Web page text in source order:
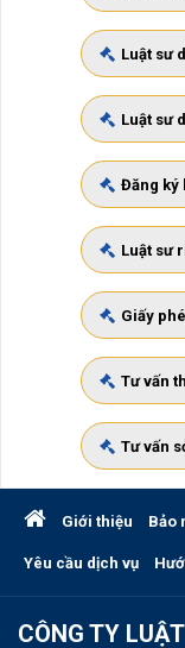
Luật sư
Luật sư
Đăng ký
Luật sư
Giấy
Tư vấn
Tư vấn
Giới thiệu Bảo
Yêu cầu dịch vụ
CÔNG TY